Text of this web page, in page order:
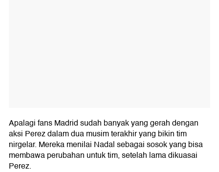
Apalagi fans Madrid sudah banyak yang gerah dengan
aksi Perez dalam dua musim terakhir yang bikin tim
nirgelar. Mereka menilai Nadal sebagai sosok yang bisa
membawa perubahan untuk tim, setelah lama dikuasai
Perez.